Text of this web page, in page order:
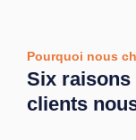
Pourquoi nous
Six raisons
clients